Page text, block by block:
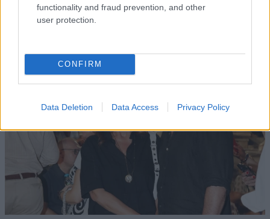
functionality and fraud prevention, and other
user protection.
CONFIRM
Data Deletion Data Access Privacy Policy